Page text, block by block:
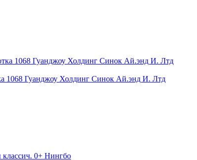
1068 Гуанджоу Холдинг Синок Ай.энд И. Лтд